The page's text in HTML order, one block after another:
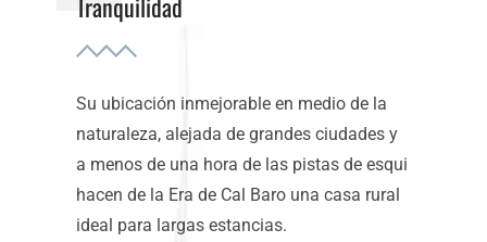
Su ubicación inmejorable en medio de la
naturaleza, alejada de grandes ciudades y
a menos de una hora de las pistas de esqui
hacen de la Era de Cal Baro una casa rural
ideal para largas estancias.